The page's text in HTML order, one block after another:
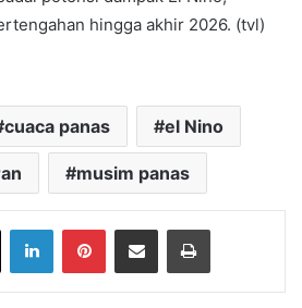
hingga akhir 2026. (tvl)
cuaca panas el Nino
musim panas
X LinkedInPinterestShare via Email Print